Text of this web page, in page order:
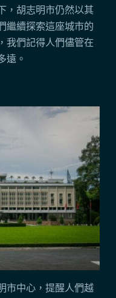
胡志明市仍然以其
繼續探索這座城市的
們記得人們儘管在
遠。
市中心，提醒人們越